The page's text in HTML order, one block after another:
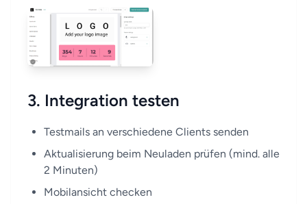
3. Integration testen
Testmails an verschiedene Clients senden
Aktualisierung beim Neuladen prüfen (mind. alle
2 Minuten)
Mobilansicht checken